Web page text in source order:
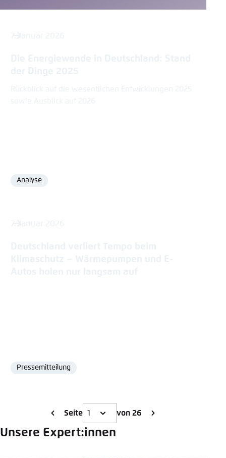
Format
Analyse
Format
Pressemitteilung
Seite von 26
Unsere Expert:innen